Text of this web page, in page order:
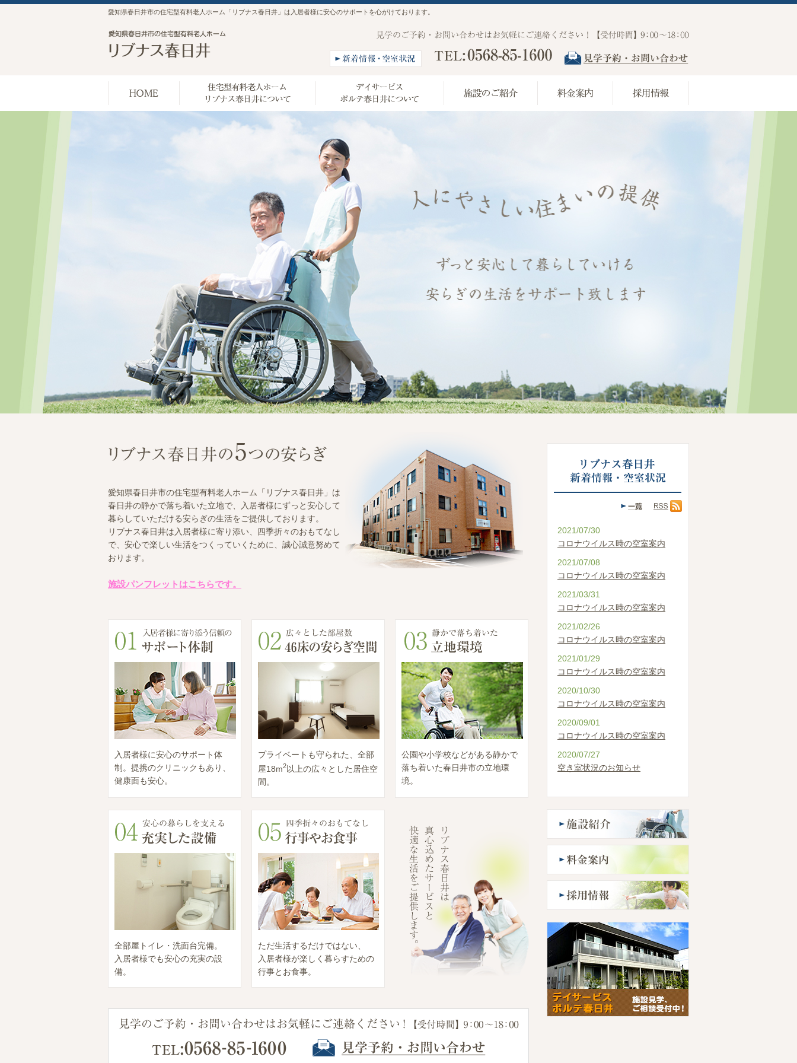
愛知県春日井市の住宅型有料老人ホーム「リブナス春日井」は入居者様に安心のサポートを心がけております。
愛知県春日井市の住宅型有料老人ホーム「リブナス春日井」は
春日井の静かで落ち着いた立地で、入居者様にずっと安心して
暮らしていただける安らぎの生活をご提供しております。
リブナス春日井は入居者様に寄り添い、四季折々のおもてなし
で、安心で楽しい生活をつくっていくために、誠心誠意努めて
おります。
施設パンフレットはこちらです。
入居者様に安心のサポート体
制。提携のクリニックもあり、
健康面も安心。
プライベートも守られた、全部
屋18m2以上の広々とした居住空
間。
公園や小学校などがある静かで
落ち着いた春日井市の立地環
境。
全部屋トイレ・洗面台完備。
入居者様でも安心の充実の設
備。
ただ生活するだけではない、
入居者様が楽しく暮らすための
行事とお食事。
2021/07/30
コロナウイルス時の空室案内
2021/07/08
コロナウイルス時の空室案内
2021/03/31
コロナウイルス時の空室案内
2021/02/26
コロナウイルス時の空室案内
2021/01/29
コロナウイルス時の空室案内
2020/10/30
コロナウイルス時の空室案内
2020/09/01
コロナウイルス時の空室案内
2020/07/27
空き室状況のお知らせ
空き状況についてのお知らせで
す
2020/06/01
空き状況についてのお知らせで
す
2020/05/01
空き状況についてのお知らせで
す。
2020/04/01
空き状況についてのお知らせで
す。
2020/03/01
空き状況についてのお知らせで
す
2020/02/01